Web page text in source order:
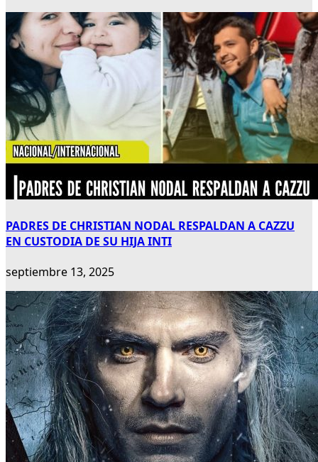
PADRES DE CHRISTIAN NODAL RESPALDAN A CAZZU
EN CUSTODIA DE SU HIJA INTI
septiembre 13, 2025